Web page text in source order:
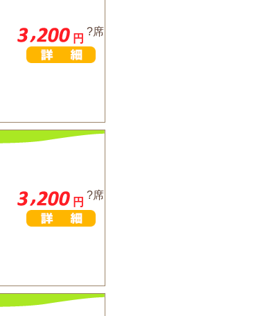
円
?席
円
?席